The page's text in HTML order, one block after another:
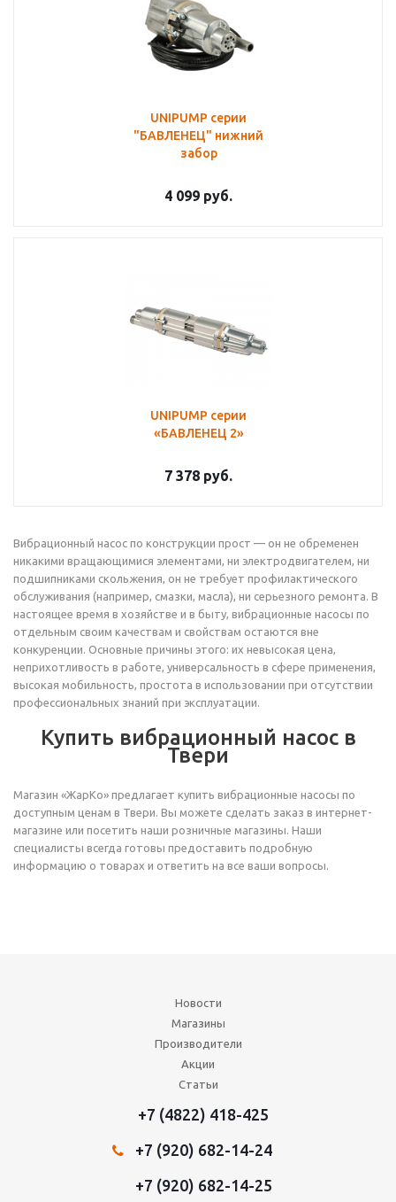
UNIPUMP серии
"БАВЛЕНЕЦ" нижний
забор
4 099 руб.
UNIPUMP серии
«БАВЛЕНЕЦ 2»
7 378 руб.
Вибрационный насос по конструкции прост — он не обременен
никакими вращающимися элементами, ни электродвигателем, ни
подшипниками скольжения, он не требует профилактического
обслуживания (например, смазки, масла), ни серьезного ремонта. В
настоящее время в хозяйстве и в быту, вибрационные насосы по
отдельным своим качествам и свойствам остаются вне
конкуренции. Основные причины этого: их невысокая цена,
неприхотливость в работе, универсальность в сфере применения,
высокая мобильность, простота в использовании при отсутствии
профессиональных знаний при эксплуатации.
Купить вибрационный насос в
Твери
Магазин «ЖарКо» предлагает купить вибрационные насосы по
доступным ценам в Твери. Вы можете сделать заказ в интернет-
магазине или посетить наши розничные магазины. Наши
специалисты всегда готовы предоставить подробную
информацию о товарах и ответить на все ваши вопросы.
Новости
Магазины
Производители
Акции
Статьи
+7 (4822) 418-425
+7 (920) 682-14-24
+7 (920) 682-14-25